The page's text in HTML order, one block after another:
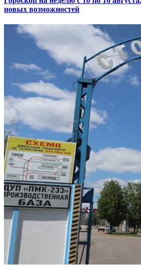
новых возможностей